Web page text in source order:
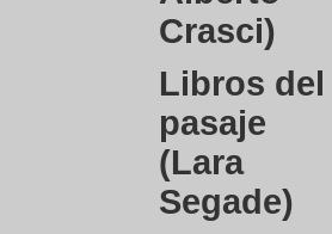
Crasci)
Libros del
pasaje
(Lara
Segade)